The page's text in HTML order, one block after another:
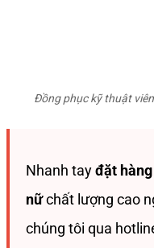
Đồng phục kỹ thuật
Nhanh tayđặt hàng
nữchất lượng cao
chúng tôi qua